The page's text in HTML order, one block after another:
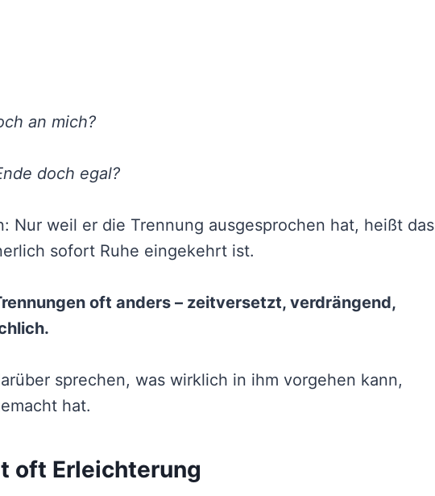
an mich?
doch egal?
Nur weil er die Trennung ausgesprochen hat, heißt das
sofort Ruhe eingekehrt ist.
oft anders – zeitversetzt, verdrängend,
sprechen, was wirklich in ihm vorgehen kann,
hat.
oft Erleichterung